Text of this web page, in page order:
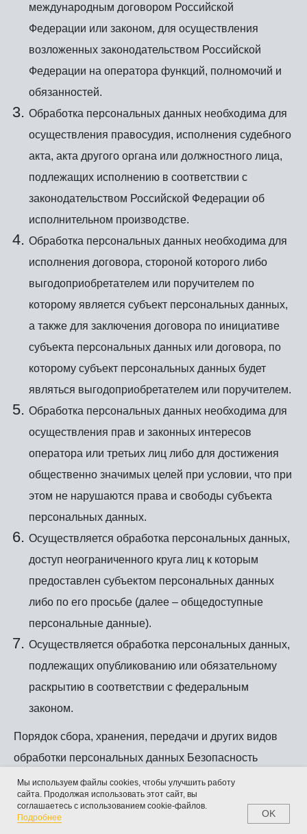
Home Cart
международным договором Российской
Федерации или законом, для осуществления
возложенных законодательством Российской
Федерации на оператора функций, полномочий и
обязанностей.
Обработка персональных данных необходима для
осуществления правосудия, исполнения судебного
акта, акта другого органа или должностного лица,
подлежащих исполнению в соответствии с
законодательством Российской Федерации об
исполнительном производстве.
Обработка персональных данных необходима для
исполнения договора, стороной которого либо
выгодоприобретателем или поручителем по
которому является субъект персональных данных,
а также для заключения договора по инициативе
субъекта персональных данных или договора, по
которому субъект персональных данных будет
являться выгодоприобретателем или поручителем.
Обработка персональных данных необходима для
осуществления прав и законных интересов
оператора или третьих лиц либо для достижения
общественно значимых целей при условии, что при
этом не нарушаются права и свободы субъекта
персональных данных.
Осуществляется обработка персональных данных,
доступ неограниченного круга лиц к которым
предоставлен субъектом персональных данных
либо по его просьбе (далее – общедоступные
персональные данные).
Осуществляется обработка персональных данных,
подлежащих опубликованию или обязательному
раскрытию в соответствии с федеральным
законом.
Порядок сбора, хранения, передачи и других видов
обработки персональных данных Безопасность
персональных данных, которые обрабатываются
Оператором, обеспечивается путем реализации
правовых, организационных и технических мер,
Мы используем файлы cookies, чтобы улучшить работу
сайта. Продолжая использовать этот сайт, вы
соглашаетесь с использованием cookie-файлов.
Подробнее
OK